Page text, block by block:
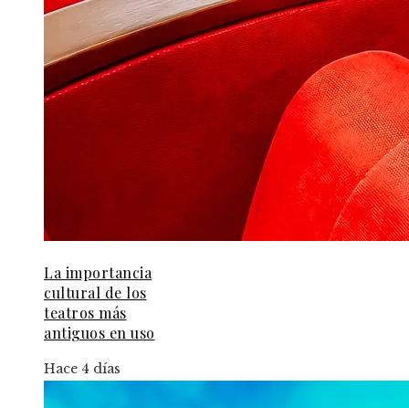
La importancia
cultural de los
teatros más
antiguos en uso
Hace 4 días